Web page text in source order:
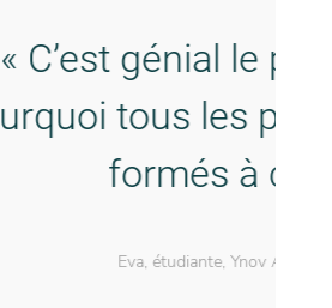
Belle formation ou
à l’aise,
et les